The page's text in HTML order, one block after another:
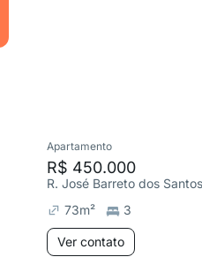
Apartamento
R$ 450.000
73m² 3
Ver contato